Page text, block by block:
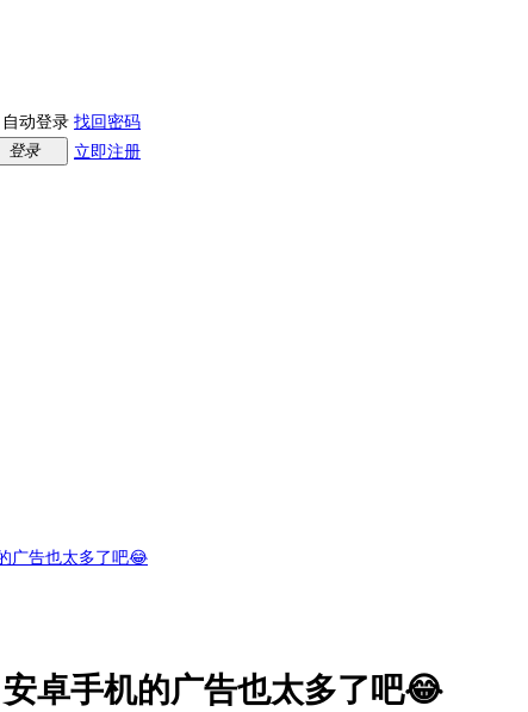
自动登录 找回密码
登录
立即注册
广告也太多了吧😂
安卓手机的广告也太多了吧😂